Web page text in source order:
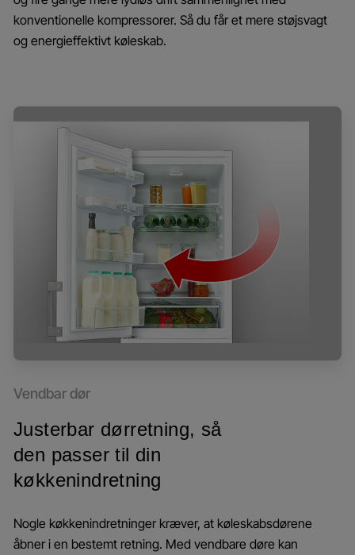
konventionelle kompressorer. Så du får et mere støjsvagt
og energieffektivt køleskab.
Vendbar dør
Justerbar dørretning, så
den passer til din
køkkenindretning
Nogle køkkenindretninger kræver, at køleskabsdørene
åbner i en bestemt retning. Med vendbare døre kan